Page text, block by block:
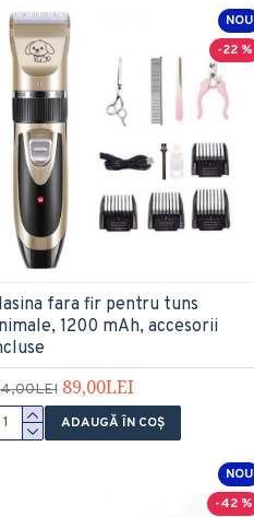
NOU
-22 %
fara fir pentru tuns
1200 mAh, accesorii
89,00LEI
ADAUGĂ ÎN COŞ
NOU
-42 %